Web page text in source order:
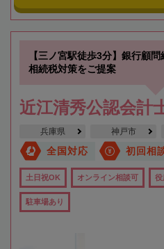
【三ノ宮駅徒歩3分】銀行顧
相続税対策をご提案
近江清秀公認会計
兵庫県 神戸市
全国対応 初回相
土日祝OK オンライン相談可 役
駐車場あり